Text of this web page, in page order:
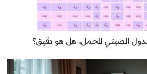
الصيني للحمل.. هل هو دقيق؟